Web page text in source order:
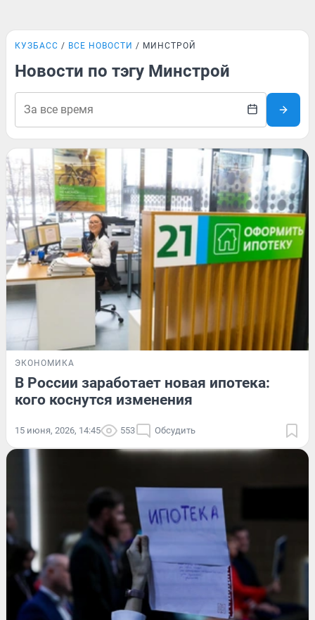
КУЗБАСС ВСЕ НОВОСТИ МИНСТРОЙ
Новости по тэгу Минстрой
ЭКОНОМИКА
В России заработает новая ипотека:
кого коснутся изменения
15 июня, 2026, 14:45 553 Обсудить